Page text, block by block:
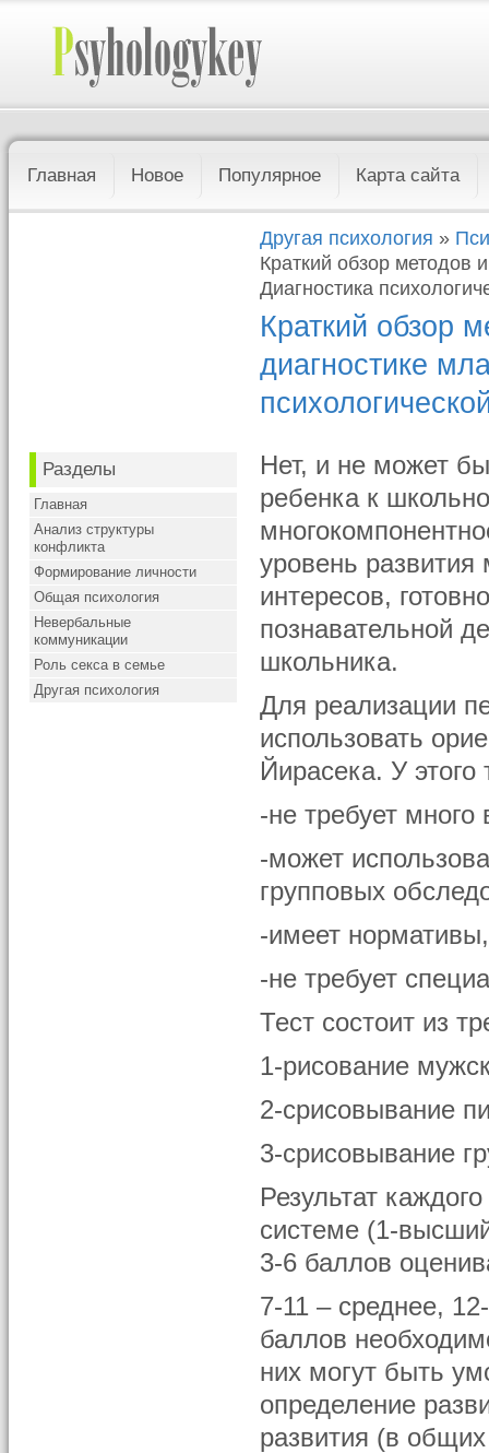
Главная Новое Популярное Карта сайта
Разделы
Главная
Анализ структуры
конфликта
Формирование личности
Общая психология
Невербальные
коммуникации
Роль секса в семье
Другая психология
Другая психология »
Краткий обзор методов
Диагностика
Краткий обзор
диагностике
Нет, и не может
ребенка к
уровень
интересов,
познавательной
школьника.
Для реализации
использовать
Йирасека. У этого
-не требует много
-может
групповых
-имеет
-не требует
Тест состоит из
1-рисование
2-срисовывание
3-срисовывание
Результат
системе (1-
3-6 баллов
7-11 – среднее,
баллов
них могут быть
определение
развития (в